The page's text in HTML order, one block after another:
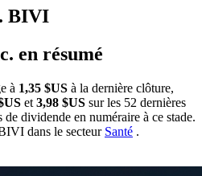
BIVI
en résumé
à 1,35 $US à la dernière clôture,
et 3,98 $US sur les 52 dernières
dividende en numéraire à ce stade.
dans le secteur Santé .